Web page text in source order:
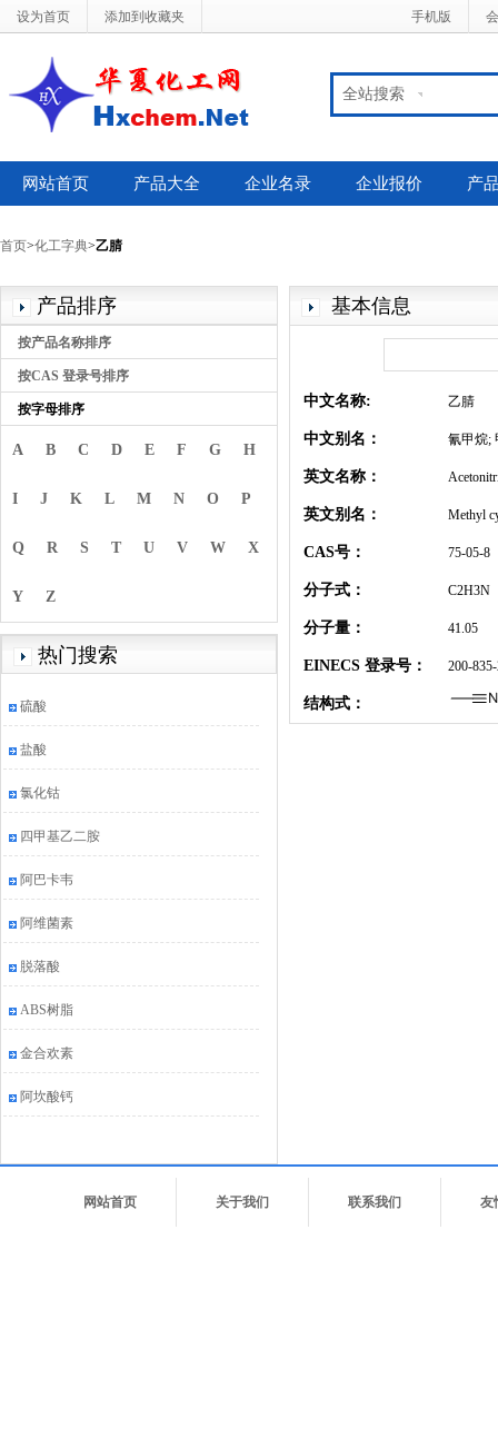
设为首页 添加到收藏夹 手机版
全站搜索
网站首页 产品大全 企业名录 企业报价 产
首页>化工字典>乙腈
产品排序
按产品名称排序
按CAS 登录号排序
按字母排序
A B C D E F G H
I J K L M N O P
Q R S T U V W X
Y Z
热门搜索
硫酸
盐酸
氯化钴
四甲基乙二胺
阿巴卡韦
阿维菌素
脱落酸
ABS树脂
金合欢素
阿坎酸钙
基本信息
中文名称: 乙腈
中文别名： 氰甲烷;
英文名称：
英文别名： Methyl
CAS号： 75-05-8
分子式： C2H3N
分子量： 41.05
EINECS 登录号： 200-
结构式：
网站首页 关于我们 联系我们 友